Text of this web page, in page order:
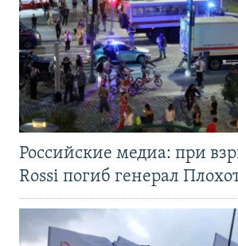
Российские медиа: при
Rossi погиб генерал